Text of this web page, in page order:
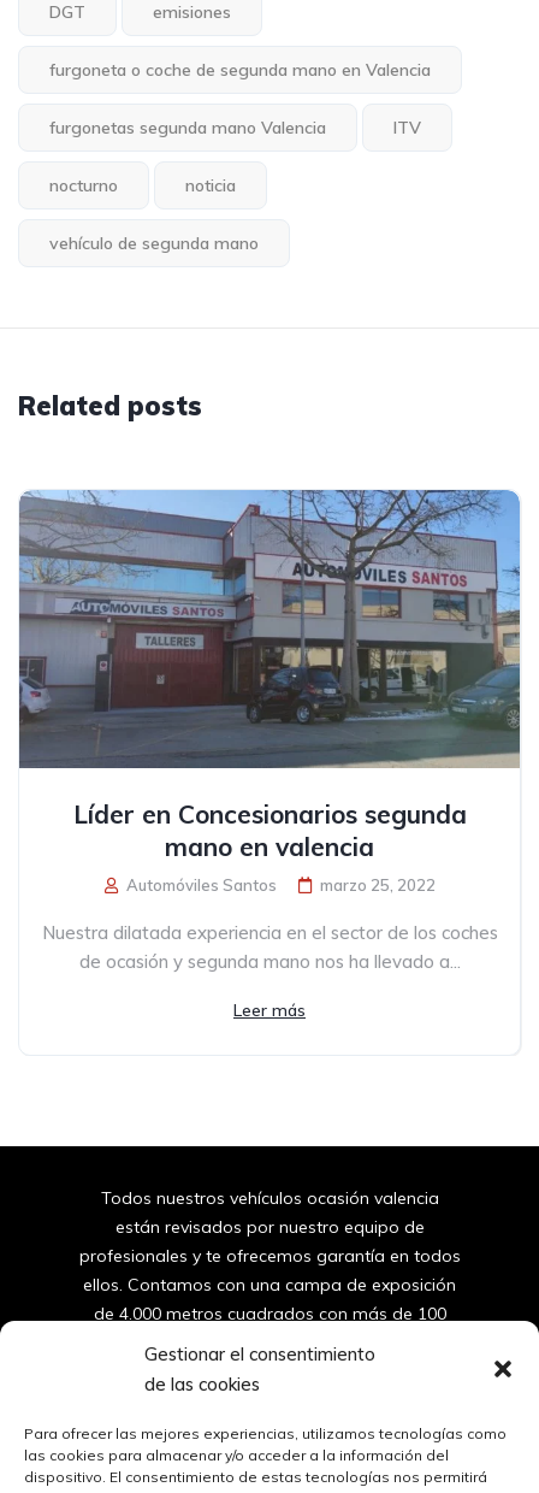
Gestionar el consentimiento
de las cookies
Para ofrecer las mejores experiencias, utilizamos tecnologías como
las cookies para almacenar y/o acceder a la información del
dispositivo. El consentimiento de estas tecnologías nos permitirá
DGT emisiones
furgoneta o coche de segunda mano en Valencia
furgonetas segunda mano Valencia ITV
nocturno noticia
vehículo de segunda mano
Related posts
Líder en Concesionarios segunda
mano en valencia
Automóviles Santos marzo 25, 2022
Nuestra dilatada experiencia en el sector de los coches
de ocasión y segunda mano nos ha llevado a...
Leer más
Todos nuestros vehículos ocasión valencia
están revisados por nuestro equipo de
profesionales y te ofrecemos garantía en todos
ellos. Contamos con una campa de exposición
de 4.000 metros cuadrados con más de 100
furgonetas y coches de segunda mano de
96150 10 42